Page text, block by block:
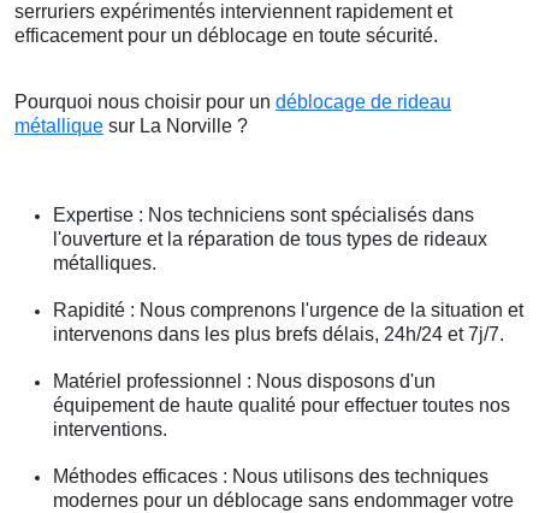
serruriers expérimentés interviennent rapidement et
efficacement pour un déblocage en toute sécurité.
Pourquoi nous choisir pour un déblocage de rideau
métallique sur La Norville ?
Expertise : Nos techniciens sont spécialisés dans
l'ouverture et la réparation de tous types de rideaux
métalliques.
Rapidité : Nous comprenons l'urgence de la situation et
intervenons dans les plus brefs délais, 24h/24 et 7j/7.
Matériel professionnel : Nous disposons d'un
équipement de haute qualité pour effectuer toutes nos
interventions.
Méthodes efficaces : Nous utilisons des techniques
modernes pour un déblocage sans endommager votre